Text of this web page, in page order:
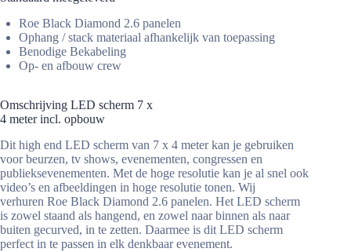
Roe Black Diamond 2.6 panelen
Ophang / stack materiaal afhankelijk van toepassing
Benodige Bekabeling
Op- en afbouw crew
Omschrijving LED scherm 7 x
4 meter incl. opbouw
Dit high end LED scherm van 7 x 4 meter kan je gebruiken
voor beurzen, tv shows, evenementen, congressen en
publieksevenementen. Met de hoge resolutie kan je al snel ook
video’s en afbeeldingen in hoge resolutie tonen. Wij
verhuren Roe Black Diamond 2.6 panelen. Het LED scherm
is zowel staand als hangend, en zowel naar binnen als naar
buiten gecurved, in te zetten. Daarmee is dit LED scherm
perfect in te passen in elk denkbaar evenement.